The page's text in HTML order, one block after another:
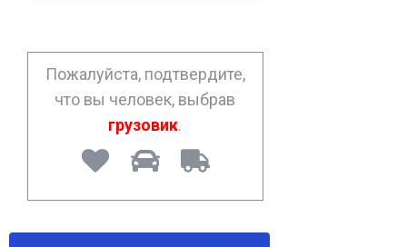
*
Пожалуйста, подтвердите,
что вы человек, выбрав
грузовик.